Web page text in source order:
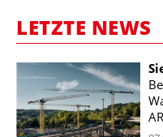
LETZTE NEWS